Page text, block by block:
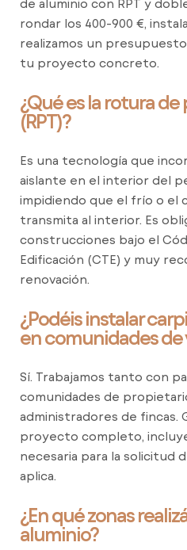
rondar los 400-900 €,
realizamos un
tu proyecto concreto.
¿Qué es la rotura
(RPT)?
Es una tecnología que
aislante en el interior del
impidiendo que el frío o el
transmita al interior. Es
construcciones bajo el
Edificación (CTE) y muy
renovación.
¿Podéis instalar
en comunidades de
Sí. Trabajamos tanto con
comunidades de
administradores de fincas.
proyecto completo,
necesaria para la solicitud
aplica.
¿En qué zonas
aluminio?